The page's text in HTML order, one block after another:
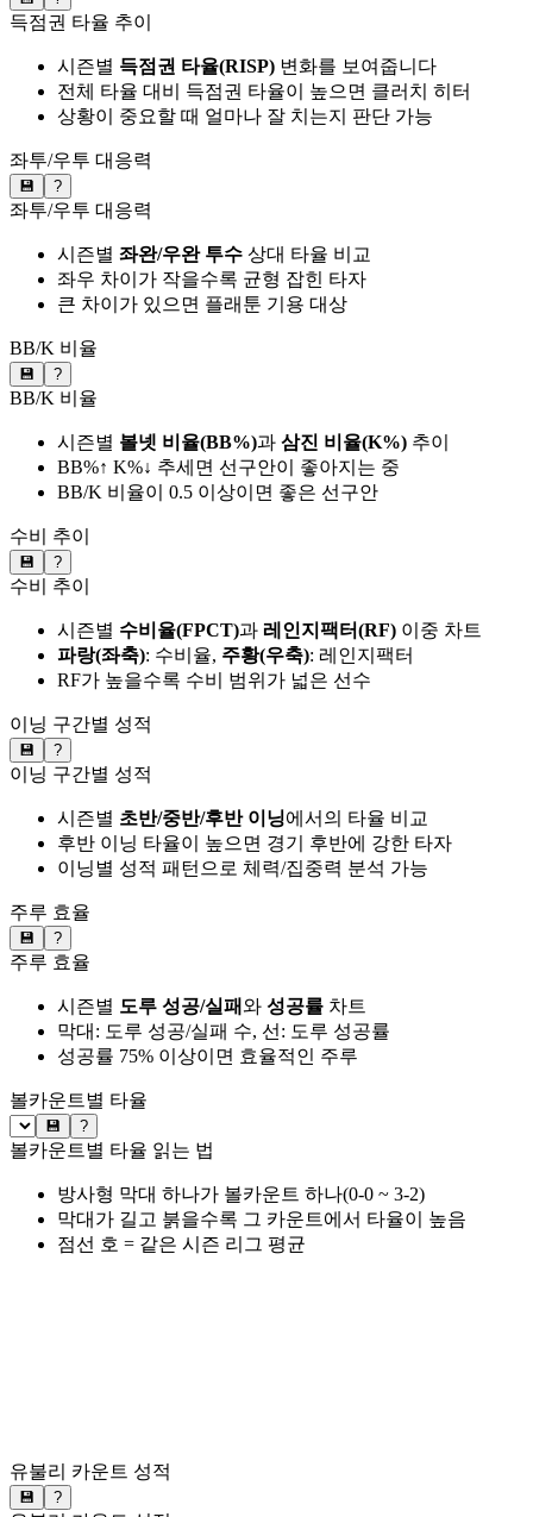
득점권 타율 추이
시즌별 득점권 타율(RISP) 변화를 보여줍니다
전체 타율 대비 득점권 타율이 높으면 클러치 히터
상황이 중요할 때 얼마나 잘 치는지 판단 가능
좌투/우투 대응력
💾 ?
좌투/우투 대응력
시즌별 좌완/우완 투수 상대 타율 비교
좌우 차이가 작을수록 균형 잡힌 타자
큰 차이가 있으면 플래툰 기용 대상
BB/K 비율
💾 ?
BB/K 비율
시즌별 볼넷 비율(BB%)과 삼진 비율(K%) 추이
BB%↑ K%↓ 추세면 선구안이 좋아지는 중
BB/K 비율이 0.5 이상이면 좋은 선구안
수비 추이
💾 ?
수비 추이
시즌별 수비율(FPCT)과 레인지팩터(RF) 이중 차트
파랑(좌축): 수비율, 주황(우축): 레인지팩터
RF가 높을수록 수비 범위가 넓은 선수
이닝 구간별 성적
💾 ?
이닝 구간별 성적
시즌별 초반/중반/후반 이닝에서의 타율 비교
후반 이닝 타율이 높으면 경기 후반에 강한 타자
이닝별 성적 패턴으로 체력/집중력 분석 가능
주루 효율
💾 ?
주루 효율
시즌별 도루 성공/실패와 성공률 차트
막대: 도루 성공/실패 수, 선: 도루 성공률
성공률 75% 이상이면 효율적인 주루
볼카운트별 타율
💾 ?
볼카운트별 타율 읽는 법
방사형 막대 하나가 볼카운트 하나(0-0 ~ 3-2)
막대가 길고 붉을수록 그 카운트에서 타율이 높음
점선 호 = 같은 시즌 리그 평균
유불리 카운트 성적
💾 ?